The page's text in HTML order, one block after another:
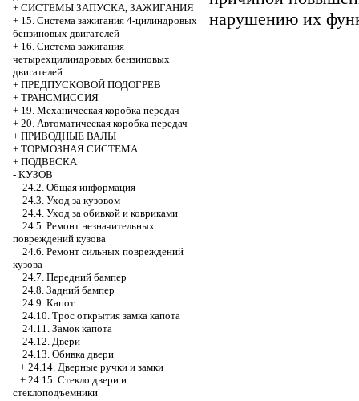
+ СИСТЕМЫ ЗАПУСКА, ЗАЖИГАНИЯ
+ 15. Система зажигания 4-цилиндровых
бензиновых двигателей
+ 16. Система зажигания
четырехцилиндровых бензиновых
двигателей
+ ПРЕДПУСКОВОЙ ПОДОГРЕВ
+ ТРАНСМИССИЯ
+ 19. Механическая коробка передач
+ 20. Автоматическая коробка передач
+ ПРИВОДНЫЕ ВАЛЫ
+ ТОРМОЗНАЯ СИСТЕМА
+ ПОДВЕСКА
- КУЗОВ
24.2. Общая информация
24.3. Уход за кузовом
24.4. Уход за обивкой и ковриками
24.5. Ремонт незначительных
повреждений кузова
24.6. Ремонт сильных повреждений
кузова
24.7. Передний бампер
24.8. Задний бампер
24.9. Капот
24.10. Трос открытия замка капота
24.11. Замок капота
24.12. Двери
24.13. Обивка двери
+ 24.14. Дверные ручки и замки
+ 24.15. Стекло двери и
стеклоподъемники
нарушению их